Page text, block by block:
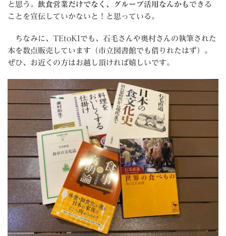
と思う。 飲食営業だけでなく、グループ活用なんかも できる
ことを宣伝していかないと！と思っている。
ちなみに、TEtoKIでも、石毛さんや奥村さんの執筆された
本を数点販売しています（市立図書館でも借りれたはず）。
ぜひ、お近くの方はお越し頂ければ嬉しいです。